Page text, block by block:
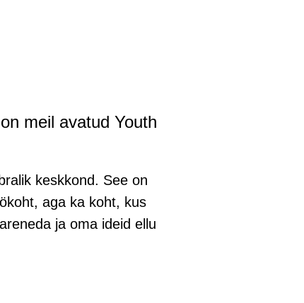
meil avatud Youth
keskkond. See on
aga ka koht, kus
ja oma ideid ellu